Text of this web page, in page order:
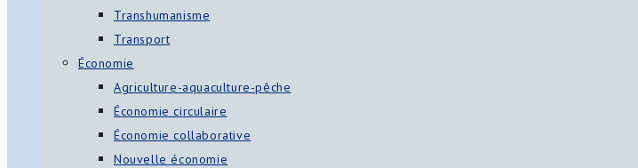
Transhumanisme
Transport
Économie
Agriculture-aquaculture-pêche
Économie circulaire
Économie collaborative
Nouvelle économie